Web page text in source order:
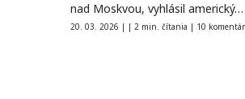
nad Moskvou, vyhlásil americký…
20. 03. 2026 | | 2 min. čítania | 10